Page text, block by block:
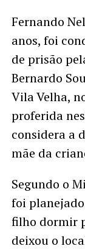
Fernando
anos, foi
de prisão
Bernardo
Vila Velha,
proferida
considera a
mãe da
Segundo o
foi
filho dormir
deixou o